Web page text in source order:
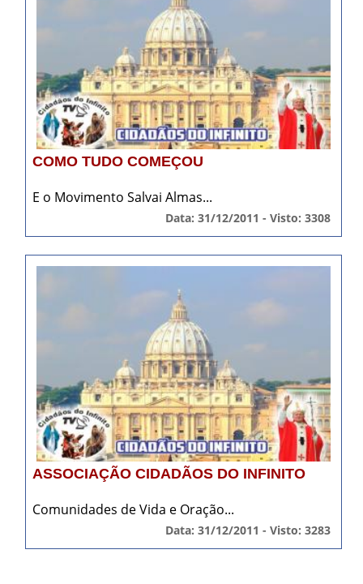
COMO TUDO COMEÇOU
E o Movimento Salvai Almas...
Data: 31/12/2011 - Visto: 3308
ASSOCIAÇÃO CIDADÃOS DO INFINITO
Comunidades de Vida e Oração...
Data: 31/12/2011 - Visto: 3283